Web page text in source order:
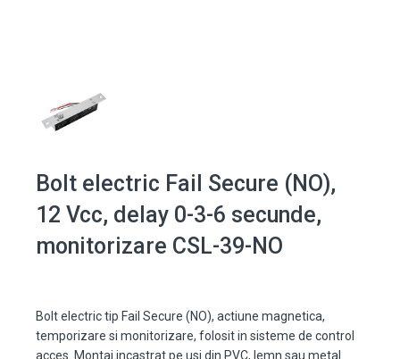
Bolt electric Fail Secure (NO),
12 Vcc, delay 0-3-6 secunde,
monitorizare CSL-39-NO
Bolt electric tip Fail Secure (NO), actiune magnetica,
temporizare si monitorizare, folosit in sisteme de control
acces. Montaj incastrat pe usi din PVC, lemn sau metal.